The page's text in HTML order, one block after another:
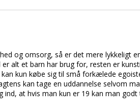
og omsorg, så er det mere lykkeligt
alt et barn har brug for, resten er
kun købe sig til små forkælede
kan tage en uddannelse selvom
ind, at hvis man kun er 19 kan man